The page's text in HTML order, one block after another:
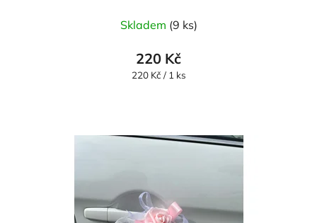
Skladem (9 ks)
220 Kč
Měrná
220 Kč / 1 ks